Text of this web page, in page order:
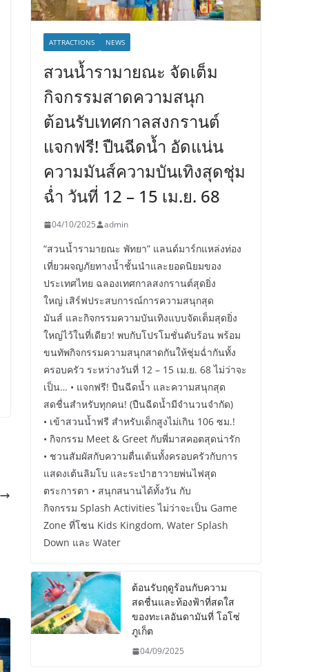
ATTRACTIONS NEWS
สวนน้ำรามายณะ จัดเต็ม
กิจกรรมสาดความสนุก
ต้อนรับเทศกาลสงกรานต์
แจกฟรี! ปืนฉีดน้ำ อัดแน่น
ความมันส์ความบันเทิงสุดชุ่ม
ฉ่ำ วันที่ 12 – 15 เม.ย. 68
04/10/2025 admin
“สวนน้ำรามายณะ พัทยา” แลนด์มาร์กแหล่งท่อง
เที่ยวผจญภัยทางน้ำชั้นนำและยอดนิยมของ
ประเทศไทย ฉลองเทศกาลสงกรานต์สุดยิ่ง
ใหญ่ เสิร์ฟประสบการณ์การความสนุกสุด
มันส์ และกิจกรรมความบันเทิงแบบจัดเต็มสุดยิ่ง
ใหญ่ไว้ในที่เดียว! พบกับโปรโมชั่นดับร้อน พร้อม
ขนทัพกิจกรรมความสนุกสาดกันให้ชุ่มฉ่ำกันทั้ง
ครอบครัว ระหว่างวันที่ 12 – 15 เม.ย. 68 ไม่ว่าจะ
เป็น… • แจกฟรี! ปืนฉีดน้ำ และความสนุกสุด
สดชื่นสำหรับทุกคน! (ปืนฉีดน้ำมีจำนวนจำกัด)
• เข้าสวนน้ำฟรี สำหรับเด็กสูงไม่เกิน 106 ซม.!
• กิจกรรม Meet & Greet กับพี่มาสคอตสุดน่ารัก
• ชวนสัมผัสกับความตื่นเต้นทั้งครอบครัวกับการ
แสดงเต้นลิมโบ และระบำฮาวายพ่นไฟสุด
ตระการตา • สนุกสนานได้ทั้งวัน กับ
กิจกรรม Splash Activities ไม่ว่าจะเป็น Game
Zone ที่โซน Kids Kingdom, Water Splash
Down และ Water
ต้อนรับฤดูร้อนกับความ
สดชื่นและท้องฟ้าที่สดใส
ของทะเลอันดามันที่ โอโซ่
ภูเก็ต
04/09/2025